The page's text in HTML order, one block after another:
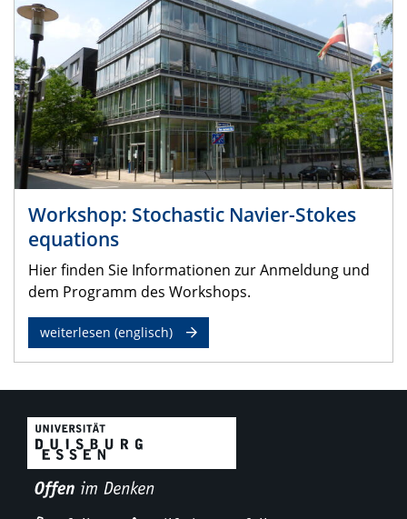
Workshop: Stochastic Navier-Stokes
equations
Hier finden Sie Informationen zur Anmeldung und
dem Programm des Workshops.
weiterlesen (englisch)